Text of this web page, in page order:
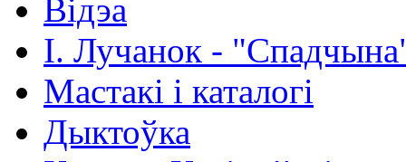
Відэа
І. Лучанок -
Мастакі i каталогi
Дыктоўка